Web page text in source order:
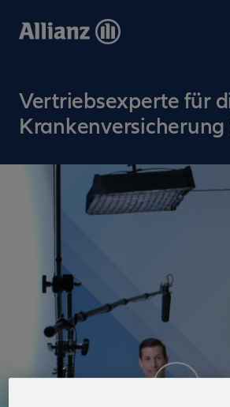
zum
Vertriebsexperte für